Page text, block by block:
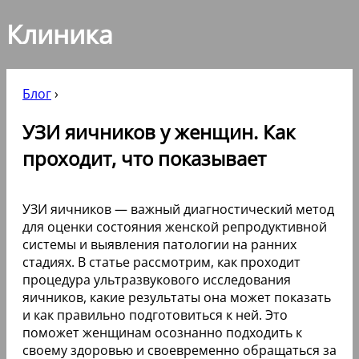
Клиника
Блог›
УЗИ яичников у женщин. Как
проходит, что показывает
УЗИ яичников — важный диагностический метод
для оценки состояния женской репродуктивной
системы и выявления патологии на ранних
стадиях. В статье рассмотрим, как проходит
процедура ультразвукового исследования
яичников, какие результаты она может показать
и как правильно подготовиться к ней. Это
поможет женщинам осознанно подходить к
своему здоровью и своевременно обращаться за